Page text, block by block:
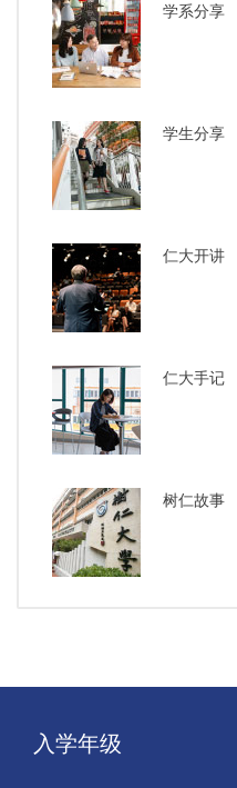
学系分享
学生分享
仁大开讲
仁大手记
树仁故事
入学年级